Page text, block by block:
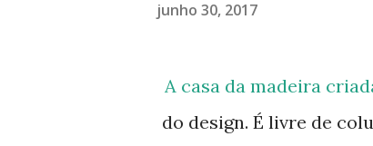
junho 30, 2017
A casa da madeira criada pelo britânico Timothy Oulton extrapola os limites
do design. É livre de